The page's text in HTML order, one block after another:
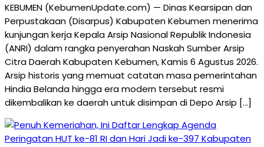
KEBUMEN (KebumenUpdate.com) — Dinas Kearsipan dan
Perpustakaan (Disarpus) Kabupaten Kebumen menerima
kunjungan kerja Kepala Arsip Nasional Republik Indonesia
(ANRI) dalam rangka penyerahan Naskah Sumber Arsip
Citra Daerah Kabupaten Kebumen, Kamis 6 Agustus 2026.
Arsip historis yang memuat catatan masa pemerintahan
Hindia Belanda hingga era modern tersebut resmi
dikembalikan ke daerah untuk disimpan di Depo Arsip […]